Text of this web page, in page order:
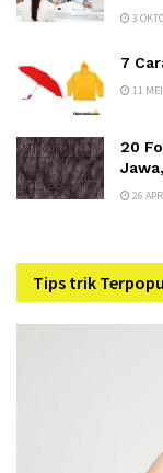
3
7
11
20
26
Tips trik